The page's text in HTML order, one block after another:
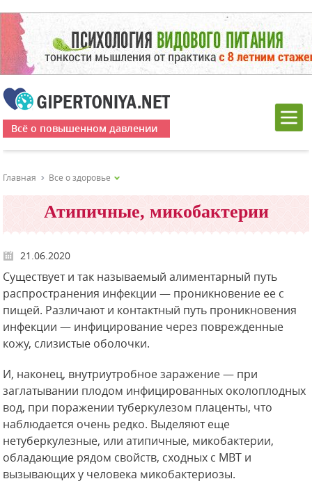
Всё о повышенном давлении
Главная Все о здоровье
Атипичные, микобактерии
21.06.2020
Существует и так называемый алиментарный путь
распространения инфекции — проникновение ее с
пищей. Различают и контактный путь проникновения
инфекции — инфицирование через поврежденные
кожу, слизистые оболочки.
И, наконец, внутриутробное заражение — при
заглатывании плодом инфицированных околоплодных
вод, при поражении туберкулезом плаценты, что
наблюдается очень редко. Выделяютеще
нетуберкулезные, или атипичные, микобактерии,
обладающие рядом свойств, сходных с МВТ и
вызывающих у человека микобактериозы.